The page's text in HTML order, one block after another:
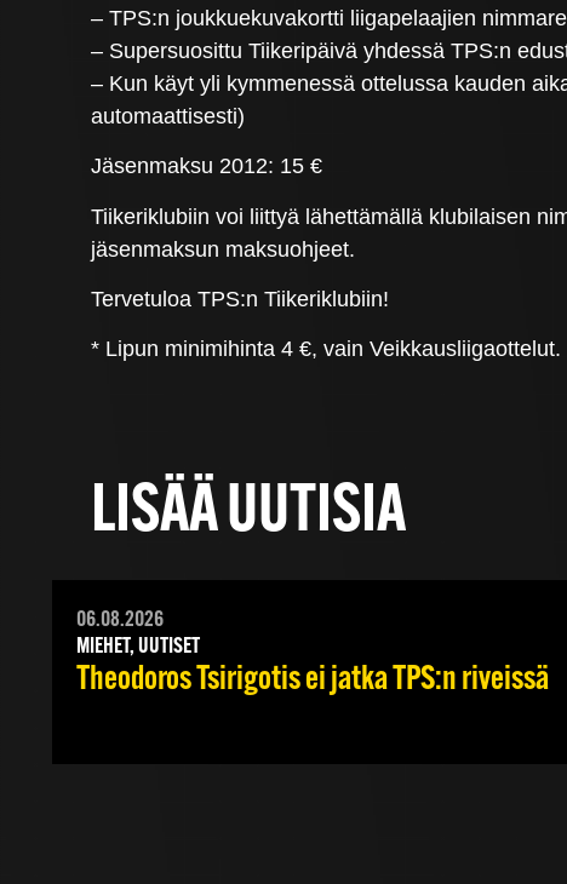
– TPS:n joukkuekuvakortti liigapelaajien
– Supersuosittu Tiikeripäivä yhdessä TPS:n
– Kun käyt yli kymmenessä ottelussa kauden
automaattisesti)
Jäsenmaksu 2012: 15 €
Tiikeriklubiin voi liittyä lähettämällä klubilaisen
jäsenmaksun maksuohjeet.
Tervetuloa TPS:n Tiikeriklubiin!
* Lipun minimihinta 4 €, vain Veikkausliigaottelut.
LISÄÄ UUTISIA
06.08.2026
MIEHET, UUTISET
Theodoros Tsirigotis ei jatka TPS:n riveissä